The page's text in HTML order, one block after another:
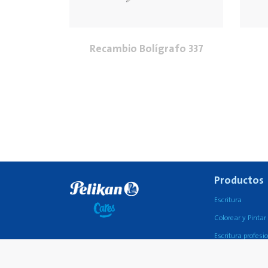
Recambio Bolígrafo 337
Productos
Escritura
Colorear y Pintar
Escritura